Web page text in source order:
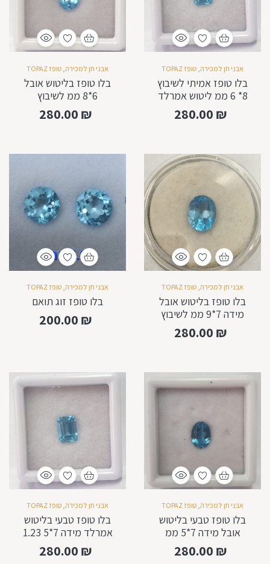
אבני חן למכירה טופז TOPAZ
בלו טופז אמיתי לשיבוץ
8* 6 ממ ליטוש אמרלד
280.00 ₪
אבני חן למכירה טופז TOPAZ
בלו טופז בליטוש אובל
6*8 ממ לשיבוץ
280.00 ₪
אבני חן למכירה טופז TOPAZ
בלו טופז בליטוש אובל
מידה 7*9 ממ לשיבוץ
280.00 ₪
אבני חן למכירה טופז TOPAZ
בלו טופז זוג תואם
200.00 ₪
אבני חן למכירה, טופז TOPAZ
בלו טופז טבעי בליטוש
אובל מידה 7*5 ממ
לשיבוץ
280.00 ₪
אבני חן למכירה, טופז TOPAZ
בלו טופז טבעי בליטוש
אמרלד מידה 7*5 1.23
קרא
280.00 ₪